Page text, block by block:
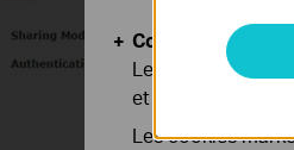
Cookies
Les cookies
et ajuster les
Les cookies